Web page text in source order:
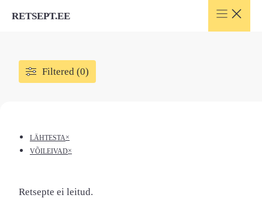
RETSEPT.EE
Filtered (0)
LÄHTESTA×
VÕILEIVAD×
Retsepte ei leitud.